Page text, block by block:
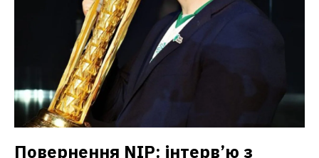
Повернення NIP: інтерв’ю з